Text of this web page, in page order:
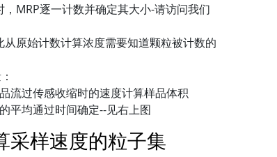
MRP逐一计数并确定其大小-请访问我们
原始计数计算浓度需要知道颗粒被计数的
流过传感收缩时的速度计算样品体积
平均通过时间确定--见右上图
采样速度的粒子集